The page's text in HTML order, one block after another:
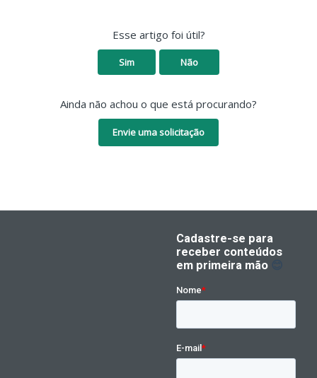
Esse artigo foi útil?
Sim Não
Ainda não achou o que está procurando?
Envie uma solicitação